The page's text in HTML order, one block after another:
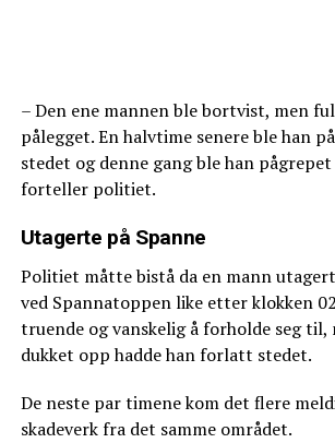
– Den ene mannen ble bortvist, men
pålegget. En halvtime senere ble han
stedet og denne gang ble han
forteller politiet.
Utagerte på Spanne
Politiet måtte bistå da en mann
ved Spannatoppen like etter klokken
truende og vanskelig å forholde seg
dukket opp hadde han forlatt stedet.
De neste par timene kom det flere
skadeverk fra det samme området.